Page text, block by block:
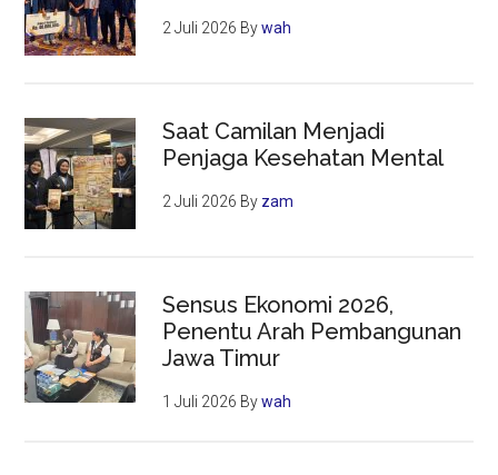
2 Juli 2026 Bywah
Saat Camilan Menjadi
Penjaga Kesehatan Mental
2 Juli 2026 By zam
Sensus Ekonomi 2026,
Penentu Arah Pembangunan
Jawa Timur
1 Juli 2026 Bywah